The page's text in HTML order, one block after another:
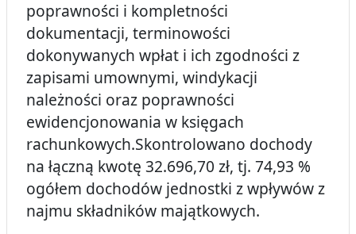
poprawności i kompletności
dokumentacji, terminowości
dokonywanych wpłat i ich zgodności z
zapisami umownymi, windykacji
należności oraz poprawności
ewidencjonowania w księgach
rachunkowych.Skontrolowano dochody
na łączną kwotę 32.696,70 zł, tj. 74,93 %
ogółem dochodów jednostki z wpływów z
najmu składników majątkowych.